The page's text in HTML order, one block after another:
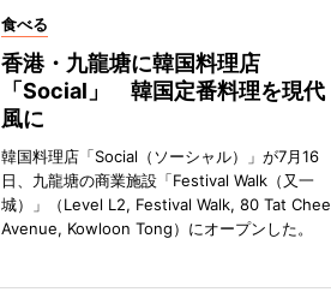
食べる
香港・九龍塘に韓国料理店
「Social」 韓国定番料理を現代
風に
韓国料理店「Social（ソーシャル）」が7月16
日、九龍塘の商業施設「Festival Walk（又一
城）」（Level L2, Festival Walk, 80 Tat Chee
Avenue, Kowloon Tong）にオープンした。